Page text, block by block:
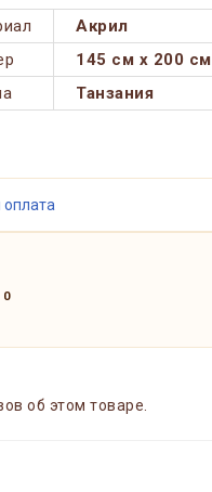
Акрил
145 см х 200 см
Танзания
оплата
0
об этом товаре.